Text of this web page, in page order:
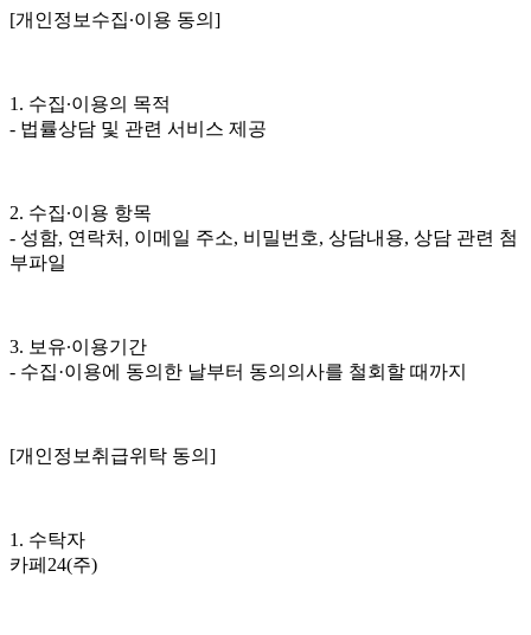
[개인정보수집∙이용 동의]
1. 수집∙이용의 목적
- 법률상담 및 관련 서비스 제공
2. 수집∙이용 항목
- 성함, 연락처, 이메일 주소, 비밀번호, 상담내용, 상담 관련 첨
부파일
3. 보유∙이용기간
- 수집·이용에 동의한 날부터 동의의사를 철회할 때까지
[개인정보취급위탁 동의]
1. 수탁자
카페24(주)